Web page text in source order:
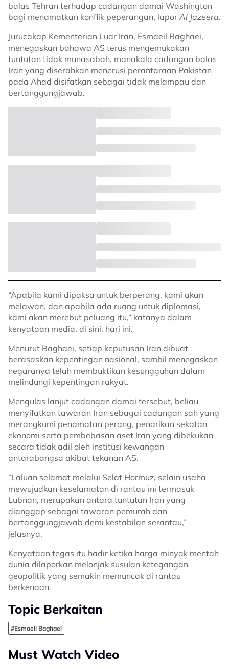
balas Tehran terhadap cadangan damai Washington
bagi menamatkan konflik peperangan, lapor Al Jazeera.
Jurucakap Kementerian Luar Iran, Esmaeil Baghaei,
menegaskan bahawa AS terus mengemukakan
tuntutan tidak munasabah, manakala cadangan balas
Iran yang diserahkan menerusi perantaraan Pakistan
pada Ahad disifatkan sebagai tidak melampau dan
bertanggungjawab.
“Apabila kami dipaksa untuk berperang, kami akan
melawan, dan apabila ada ruang untuk diplomasi,
kami akan merebut peluang itu,” katanya dalam
kenyataan media, di sini, hari ini.
Menurut Baghaei, setiap keputusan Iran dibuat
berasaskan kepentingan nasional, sambil menegaskan
negaranya telah membuktikan kesungguhan dalam
melindungi kepentingan rakyat.
Mengulas lanjut cadangan damai tersebut, beliau
menyifatkan tawaran Iran sebagai cadangan sah yang
merangkumi penamatan perang, penarikan sekatan
ekonomi serta pembebasan aset Iran yang dibekukan
secara tidak adil oleh institusi kewangan
antarabangsa akibat tekanan AS.
“Laluan selamat melalui Selat Hormuz, selain usaha
mewujudkan keselamatan di rantau ini termasuk
Lubnan, merupakan antara tuntutan Iran yang
dianggap sebagai tawaran pemurah dan
bertanggungjawab demi kestabilan serantau,”
jelasnya.
Kenyataan tegas itu hadir ketika harga minyak mentah
dunia dilaporkan melonjak susulan ketegangan
geopolitik yang semakin memuncak di rantau
berkenaan.
Topic Berkaitan
#Esmaeil Baghaei
Must Watch Video